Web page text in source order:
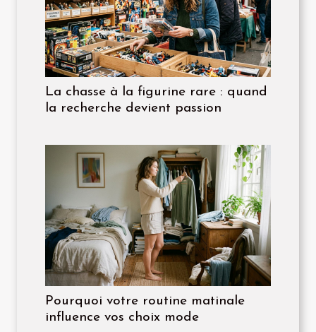
La chasse à la figurine rare : quand
la recherche devient passion
Pourquoi votre routine matinale
influence vos choix mode